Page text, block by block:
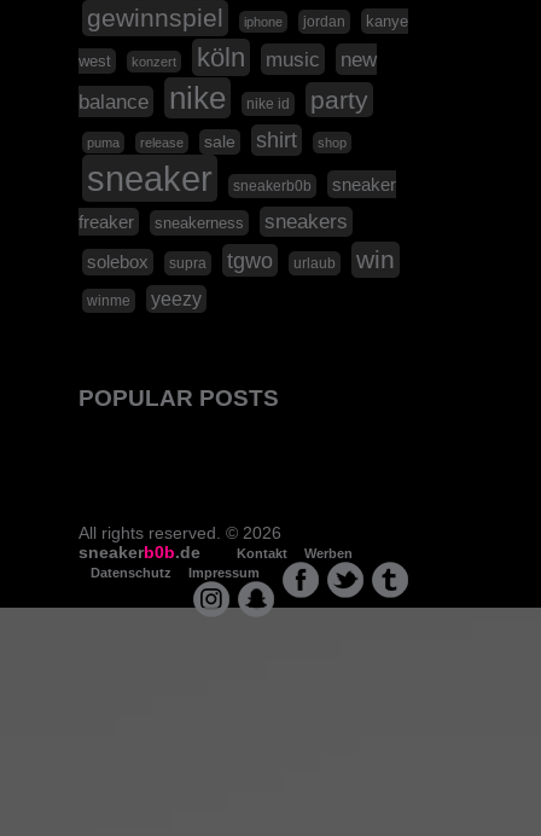
gewinnspiel iphone jordan kanye
west konzert köln music
new
balance
nike nike id party
puma release sale shirt shop
sneaker sneakerb0b
sneaker
freaker
sneakerness sneakers
solebox supra tgwo urlaub win
winme yeezy
POPULAR POSTS
All rights reserved. © 2026
sneakerb0b.de Kontakt
Werben
Datenschutz
Impressum